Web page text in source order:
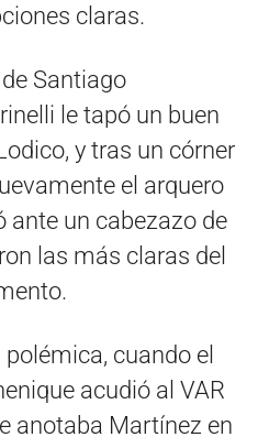
claras.
Santiago
le tapó un buen
y tras un córner
el arquero
ante un cabezazo de
las más claras del
cuando el
acudió al VAR
anotaba Martínez en